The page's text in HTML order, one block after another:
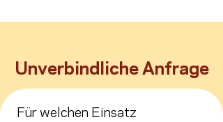
Unverbindliche Anfrage
Für welchen Einsatz